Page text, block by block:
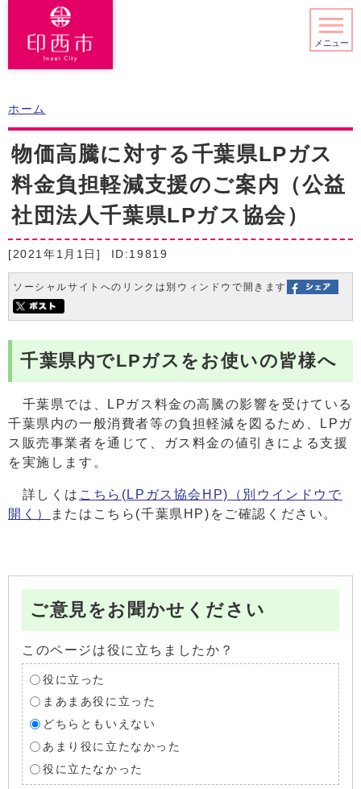
メニュー
ホーム
物価高騰に対する千葉県LPガス
料金負担軽減支援のご案内（公益
社団法人千葉県LPガス協会）
[2021年1月1日] ID:19819
ソーシャルサイトへのリンクは別ウィンドウで開きます
千葉県内でLPガスをお使いの皆様へ
千葉県では、LPガス料金の高騰の影響を受けている
千葉県内の一般消費者等の負担軽減を図るため、LPガ
ス販売事業者を通じて、ガス料金の値引きによる支援
を実施します。
詳しくは こちら(LPガス協会HP)
（別ウインドウで
開く）
またはこちら(千葉県HP)をご確認ください。
ご意見をお聞かせください
このページは役に立ちましたか？
役に立った
まあまあ役に立った
どちらともいえない
あまり役に立たなかった
役に立たなかった